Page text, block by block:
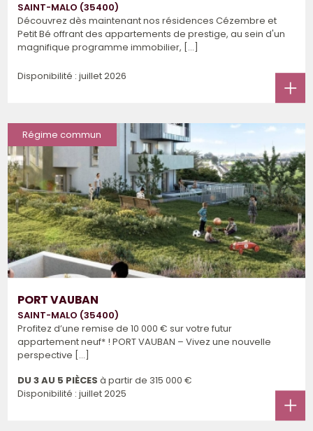
SAINT-MALO (35400)
Découvrez dès maintenant nos résidences Cézembre et
Petit Bé offrant des appartements de prestige, au sein d'un
magnifique programme immobilier, [...]
Disponibilité : juillet 2026
Régime commun
PORT VAUBAN
SAINT-MALO (35400)
Profitez d’une remise de 10 000 € sur votre futur
appartement neuf* ! PORT VAUBAN – Vivez une nouvelle
perspective [...]
DU 3 AU 5 PIÈCES à partir de 315 000 €
Disponibilité : juillet 2025